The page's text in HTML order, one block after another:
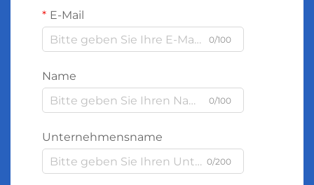
E-Mail
0/100
Name
0/100
Unternehmensname
0/200